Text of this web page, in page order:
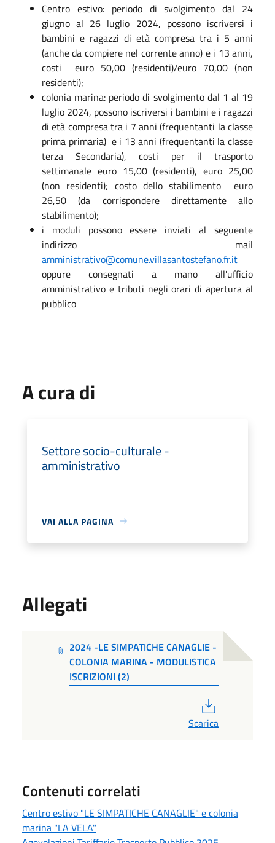
Centro estivo: periodo di svolgimento dal 24
giugno al 26 luglio 2024, possono iscriversi i
bambini e ragazzi di età compresa tra i 5 anni
(anche da compiere nel corrente anno) e i 13 anni,
costi euro 50,00 (residenti)/euro 70,00 (non
residenti);
colonia marina: periodo di svolgimento dal 1 al 19
luglio 2024, possono iscriversi i bambini e i ragazzi
di età compresa tra i 7 anni (frequentanti la classe
prima primaria) e i 13 anni (frequentanti la classe
terza Secondaria), costi per il trasporto
settimanale euro 15,00 (residenti), euro 25,00
(non residenti); costo dello stabilimento euro
26,50 (da corrispondere direttamente allo
stabilimento);
i moduli possono essere inviati al seguente
indirizzo mail
amministrativo@comune.villasantostefano.fr.it
oppure consegnati a mano all'ufficio
amministrativo e tributi negli orari di apertura al
pubblico
A cura di
Settore socio-culturale -
amministrativo
VAI ALLA PAGINA
Allegati
2024 -LE SIMPATICHE CANAGLIE -
COLONIA MARINA - MODULISTICA
ISCRIZIONI (2)
Scarica
Contenuti correlati
Centro estivo "LE SIMPATICHE CANAGLIE" e colonia
marina "LA VELA"